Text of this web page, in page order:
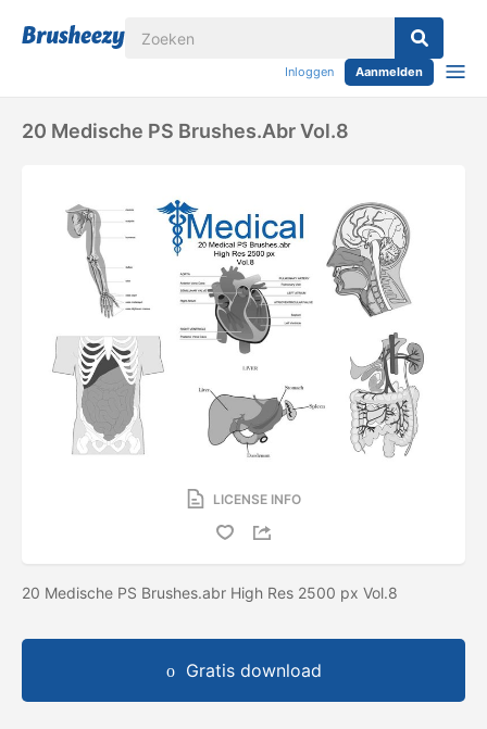
Inloggen Aanmelden
20 Medische PS Brushes.abr Vol.8
LICENSE INFO
20 Medische PS Brushes.abr High Res 2500 px Vol.8
Gratis download